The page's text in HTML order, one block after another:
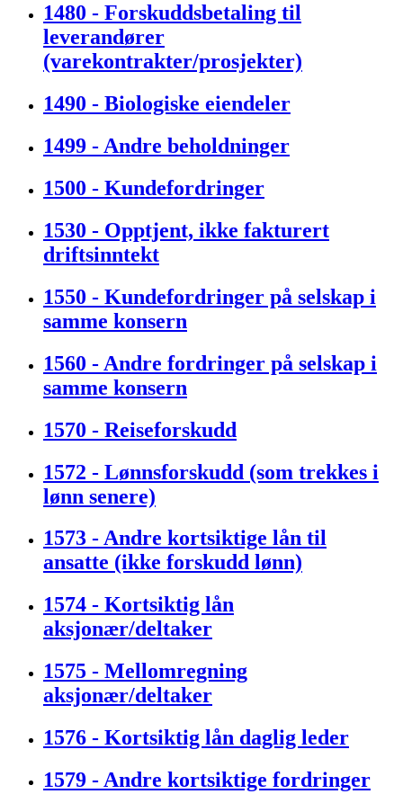
1480 - Forskuddsbetaling til
leverandører
(varekontrakter/prosjekter)
1490 - Biologiske eiendeler
1499 - Andre beholdninger
1500 - Kundefordringer
1530 - Opptjent, ikke fakturert
driftsinntekt
1550 - Kundefordringer på selskap i
samme konsern
1560 - Andre fordringer på selskap i
samme konsern
1570 - Reiseforskudd
1572 - Lønnsforskudd (som trekkes i
lønn senere)
1573 - Andre kortsiktige lån til
ansatte (ikke forskudd lønn)
1574 - Kortsiktig lån
aksjonær/deltaker
1575 - Mellomregning
aksjonær/deltaker
1576 - Kortsiktig lån daglig leder
1579 - Andre kortsiktige fordringer